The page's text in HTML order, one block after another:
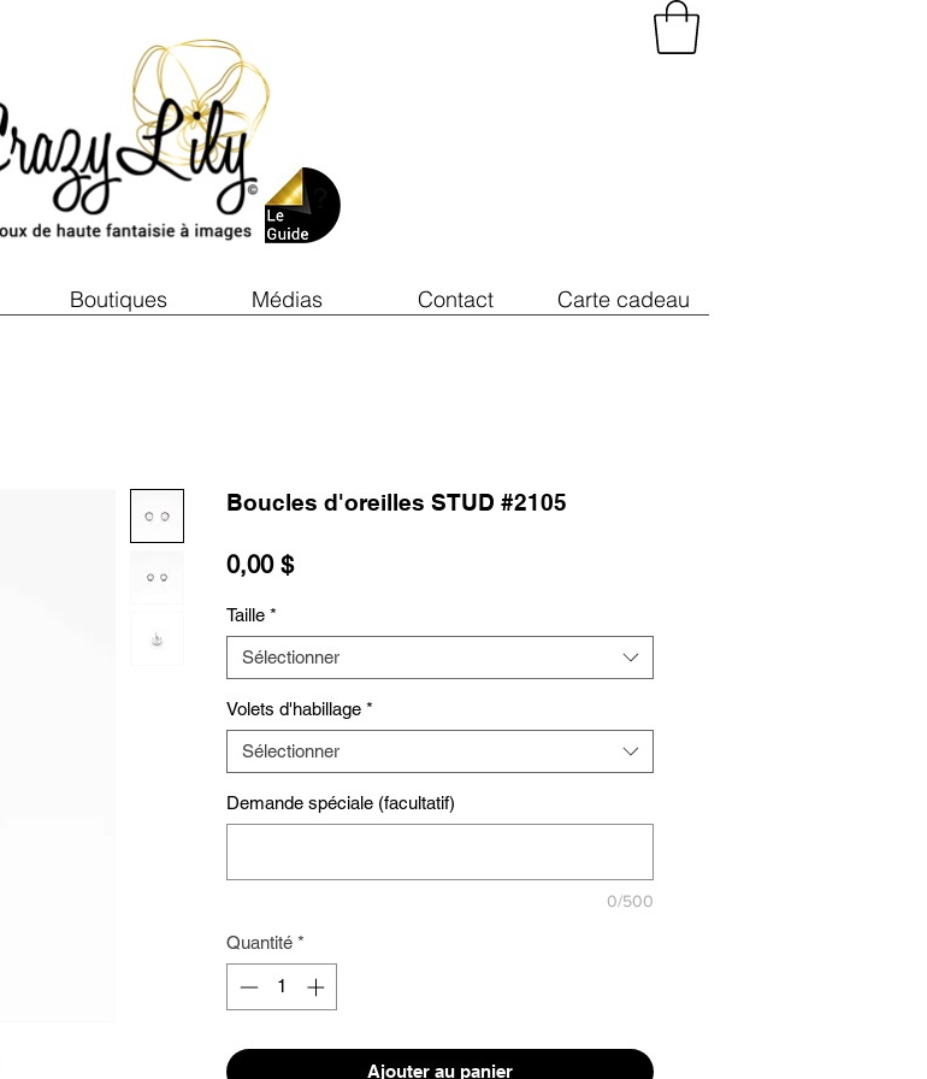
Boutiques Médias Contact Carte cadeau
Boucles d'oreilles STUD #2105
0,00 $Prix
Taille *
Sélectionner
Volets d'habillage *
Sélectionner
Demande spéciale (facultatif)
0/500
Quantité *
Ajouter au panier